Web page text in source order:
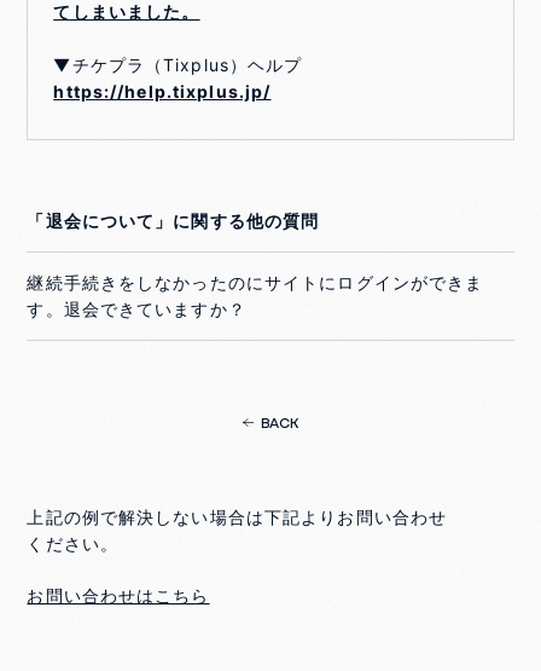
てしまいました。
▼チケプラ（Tixplus）ヘルプ
https://help.tixplus.jp/
「退会について」に関する他の質問
継続手続きをしなかったのにサイトにログインができま
す。退会できていますか？
BACK
上記の例で解決しない場合は下記よりお問い合わせ
ください。
お問い合わせはこちら